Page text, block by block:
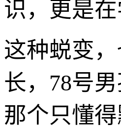
识，更是
这种蜕变
长，78号
那个只懂